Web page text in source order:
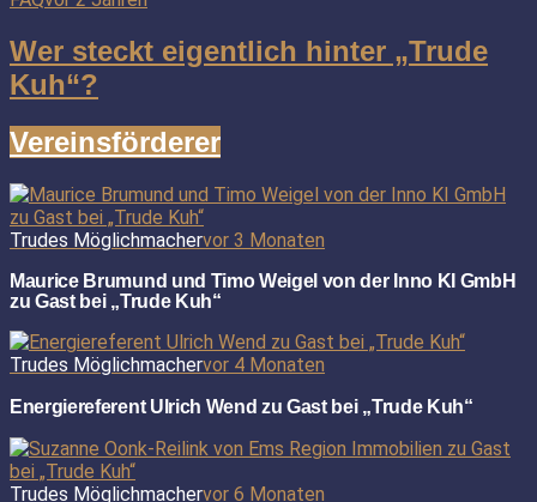
Wer steckt eigentlich hinter „Trude
Kuh“?
Vereinsförderer
Trudes Möglichmachervor 3 Monaten
Maurice Brumund und Timo Weigel von der Inno KI GmbH
zu Gast bei „Trude Kuh“
Trudes Möglichmachervor 4 Monaten
Energiereferent Ulrich Wend zu Gast bei „Trude Kuh“
Trudes Möglichmachervor 6 Monaten